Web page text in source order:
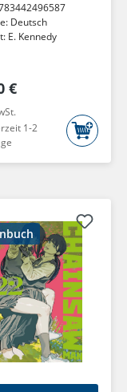
Campus-Reihe
Deutsch
E. Kennedy
€
1-2